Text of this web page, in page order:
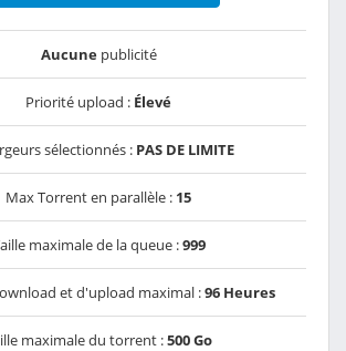
Aucunepublicité
Priorité upload : Élevé
sélectionnés : PAS DE LIMITE
Max Torrent en parallèle : 15
maximale de la queue :999
et d'upload maximal :96 Heures
maximale du torrent :500 Go